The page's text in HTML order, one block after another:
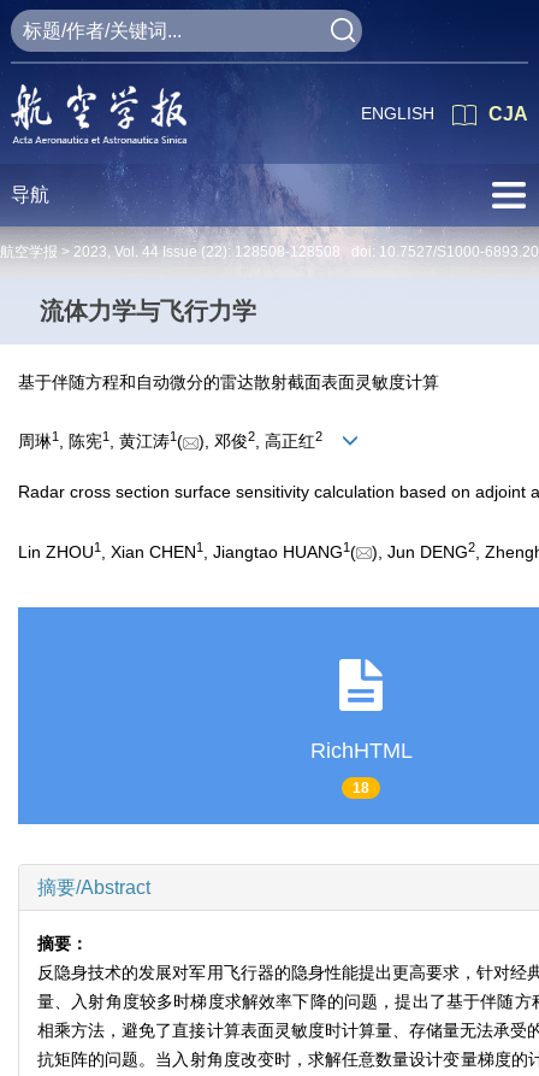
CJA
ENGLISH
导航
航空学报 > 2023, Vol. 44 Issue (22): 128508-128508 doi: 10.7527/S1000-
流体力学与飞行力学
基于伴随方程和自动微分的雷达散射截面表面灵敏度计算
周琳1 , 陈宪1 , 黄江涛1( ), 邓俊2, 高正红2
Radar cross section surface sensitivity calculation based on adjoint
Lin ZHOU1 , Xian CHEN1 , Jiangtao HUANG1( ), Jun DENG2 ,
RichHTML
18
摘要/Abstract
摘要：
反隐身技术的发展对军用飞行器的隐身性能提出更高要求，针对
量、入射角度较多时梯度求解效率下降的问题，提出了基于伴随
相乘方法，避免了直接计算表面灵敏度时计算量、存储量无法承
抗矩阵的问题。当入射角度改变时，求解任意数量设计变量梯度